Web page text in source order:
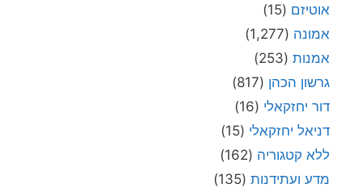
אוטיזם (15)
אמונה (1,277)
אמנות (253)
גרשון הכהן (817)
דור יחזקאלי (16)
דניאל יחזקאלי (15)
ללא קטגוריה (162)
מדע ועתידנות (135)